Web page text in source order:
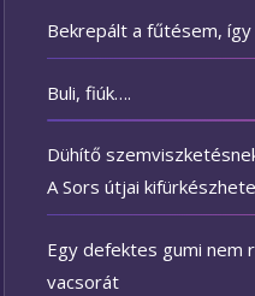
Bekrepált a fűtésem,
Buli, fiúk….
Dühítő
A Sors útjai
Egy defektes gumi nem
vacsorát